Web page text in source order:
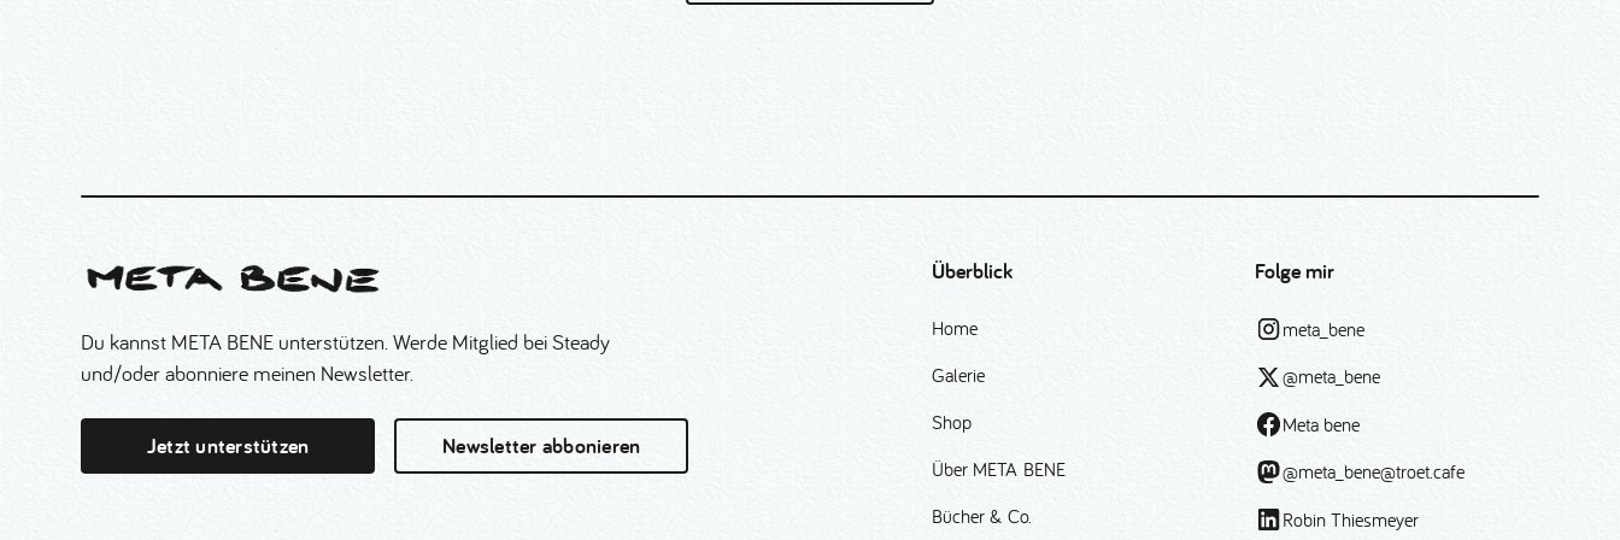
Du kannst META BENE unterstützen. Werde Mitglied bei Steady
und/oder abonniere meinen Newsletter.
Jetzt unterstützen Newsletter abbonieren
Überblick
Home
Galerie
Shop
Über META BENE
Bücher & Co.
Folge mir
meta_bene
@meta_bene
Meta bene
@meta_bene@troet.cafe
Robin Thiesmeyer